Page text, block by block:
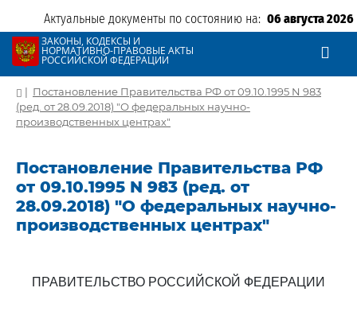
Актуальные документы по состоянию на: 06 августа 2026
ЗАКОНЫ, КОДЕКСЫ И
НОРМАТИВНО-ПРАВОВЫЕ АКТЫ
РОССИЙСКОЙ ФЕДЕРАЦИИ
| Постановление Правительства РФ от 09.10.1995 N 983
(ред. от 28.09.2018) "О федеральных научно-
производственных центрах"
Постановление Правительства РФ
от 09.10.1995 N 983 (ред. от
28.09.2018) "О федеральных научно-
производственных центрах"
ПРАВИТЕЛЬСТВО РОССИЙСКОЙ ФЕДЕРАЦИИ